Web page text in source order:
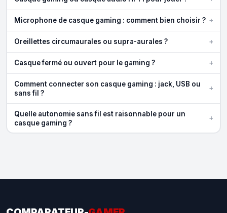
Microphone de casque gaming : comment bien choisir ? +
Oreillettes circumaurales ou supra-aurales ? +
Casque fermé ou ouvert pour le gaming ? +
Comment connecter son casque gaming : jack, USB ou
sans fil ?
+
Quelle autonomie sans fil est raisonnable pour un
casque gaming ?
+